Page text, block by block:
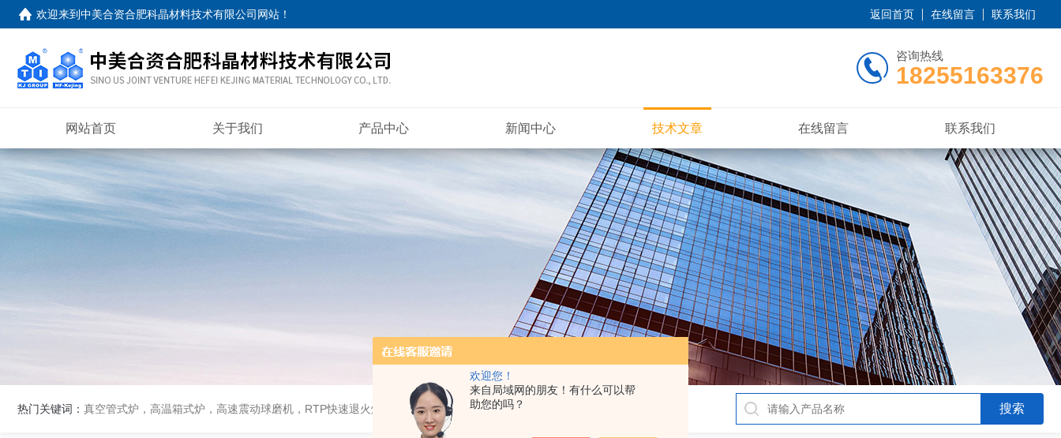
欢迎您！
来自局域网的朋友！有什么可以帮
助您的吗？
欢迎来到中美合资合肥科晶材料技术有限公司网站 ！ 返回首页 在线留言 联系我们
咨询热线
18255163376
网站首页 关于我们 产品中心 新闻中心 技术文章 在线留言 联系我们
热门关键词： 真空管式炉，高温箱式炉，高速震动球磨机，RTP快速退火炉，高温高压炉，涂覆机，电池制备设备等